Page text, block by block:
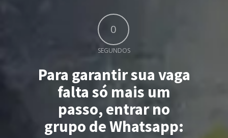
0
SEGUNDOS
Para garantir sua vaga
falta só mais um
passo, entrar no
grupo de Whatsapp: